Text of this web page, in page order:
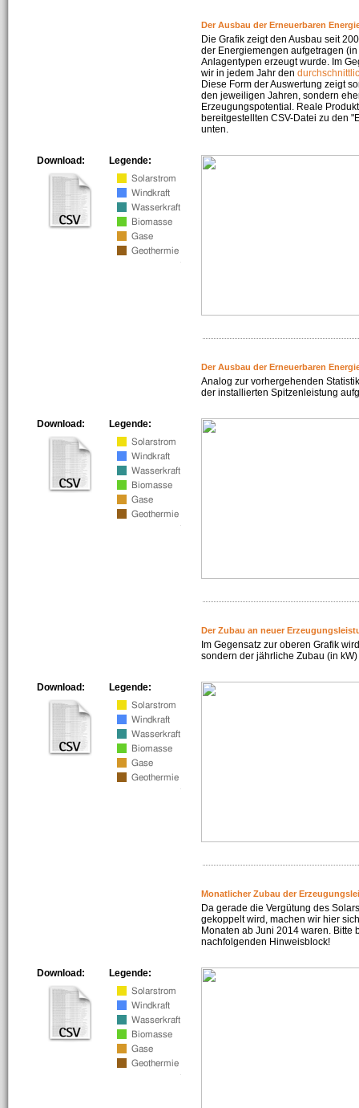
Der Ausbau der Erneuerbaren
Die Grafik zeigt den Ausbau seit
der Energiemengen aufgetragen
Anlagentypen erzeugt wurde. Im
wir in jedem Jahr den
Diese Form der Auswertung zeigt
den jeweiligen Jahren, sondern
Erzeugungspotential. Reale
bereitgestellten CSV-Datei zu den
unten.
Legende:
Download:
Der Ausbau der Erneuerbaren
Analog zur vorhergehenden
der installierten Spitzenleistung
Legende:
Download:
Der Zubau an neuer
Im Gegensatz zur oberen Grafik
sondern der jährliche Zubau (in
Legende:
Download:
Monatlicher Zubau der
Da gerade die Vergütung des
gekoppelt wird, machen wir hier
Monaten ab Juni 2014 waren. Bitte
nachfolgenden Hinweisblock!
Legende:
Download: